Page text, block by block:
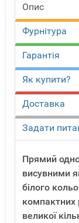
Опис
Фурнітура
Гарантія
Як купити?
Доставка
Задати
Прямий
висувними
білого
компактних
великої